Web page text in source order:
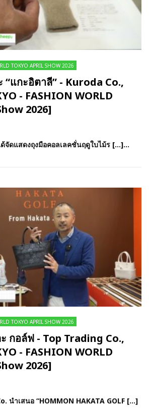
TOKYO APRIL SHOW 2026
“แกะอิตาลี” - Kuroda Co.,
- FASHION WORLD
2026]
จัดแสดงถุงมือคอลเลคชั่นฤดูใบไม้ร […]...
TOKYO APRIL SHOW 2026
กอล์ฟ - Top Trading Co.,
- FASHION WORLD
2026]
นำเสนอ “HOMMON HAKATA GOLF […]